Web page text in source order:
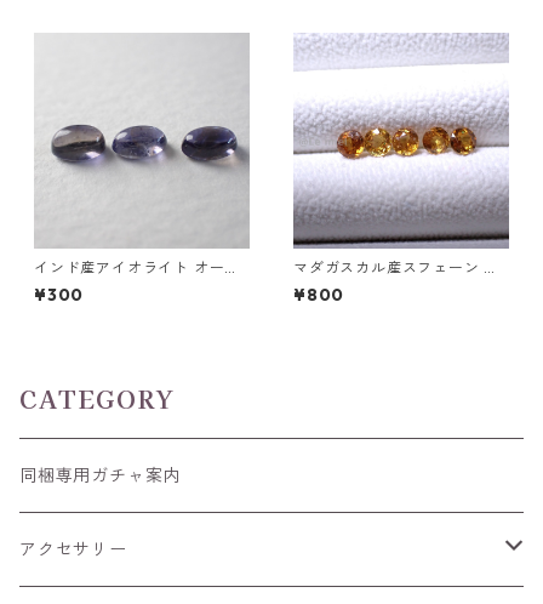
インド産アイオライト オーバ
ルカボション0.25ct前後 5mm
*3mm前後
¥300
マダガスカル産スフェーン ラ
ウンドカットルース 0.45ct前
後 4.5mm
¥800
CATEGORY
同梱専用ガチャ案内
アクセサリー